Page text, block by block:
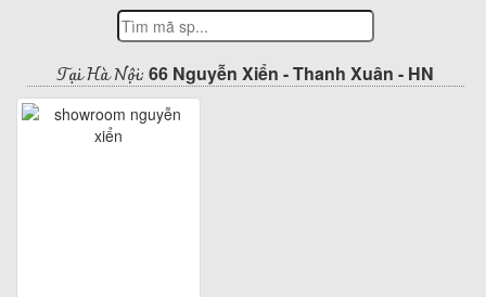
Tại Hà Nội: 66 Nguyễn Xiển - Thanh Xuân - HN